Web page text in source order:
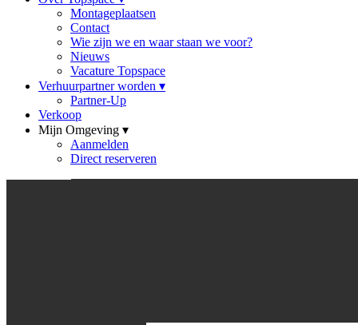
Montageplaatsen
Contact
Wie zijn we en waar staan we voor?
Nieuws
Vacature Topspace
Verhuurpartner worden ▾
Partner-Up
Verkoop
Mijn Omgeving ▾
Aanmelden
Direct reserveren